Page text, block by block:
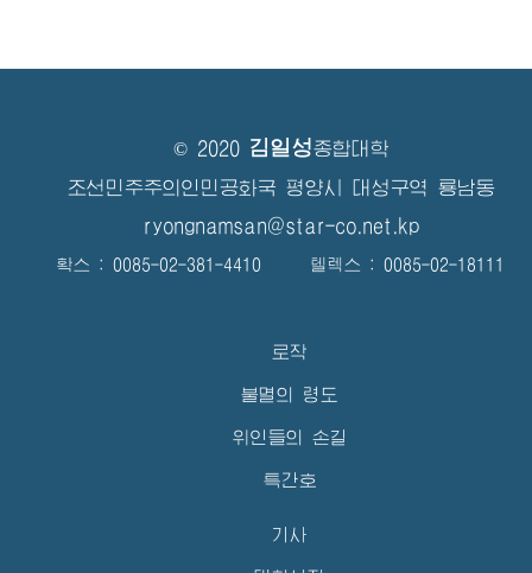
© 2020 김일성종합대학
조선민주주의인민공화국 평양시 대성구역 룡남동
ryongnamsan@star-co.net.kp
확스 : 0085-02-381-4410 텔렉스 : 0085-02-18111
로작
불멸의 령도
위인들의 손길
특간호
기사